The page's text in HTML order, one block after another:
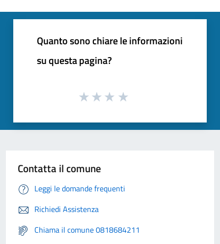
Quanto sono chiare le informazioni
su questa pagina?
Contatta il comune
Leggi le domande frequenti
Richiedi Assistenza
Chiama il comune 0818684211